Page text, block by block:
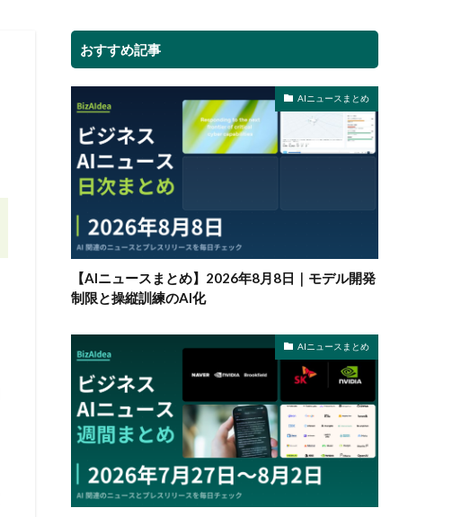
おすすめ記事
AIニュースまとめ
【AIニュースまとめ】2026年8月8日｜モデル開発
制限と操縦訓練のAI化
AIニュースまとめ